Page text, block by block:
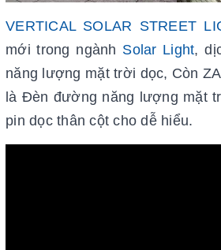
VERTICAL SOLAR STREET
mới trong ngành Solar Light,
năng lượng mặt trời dọc, Còn
là Đèn đường năng lượng mặt
pin dọc thân cột cho dễ hiểu.